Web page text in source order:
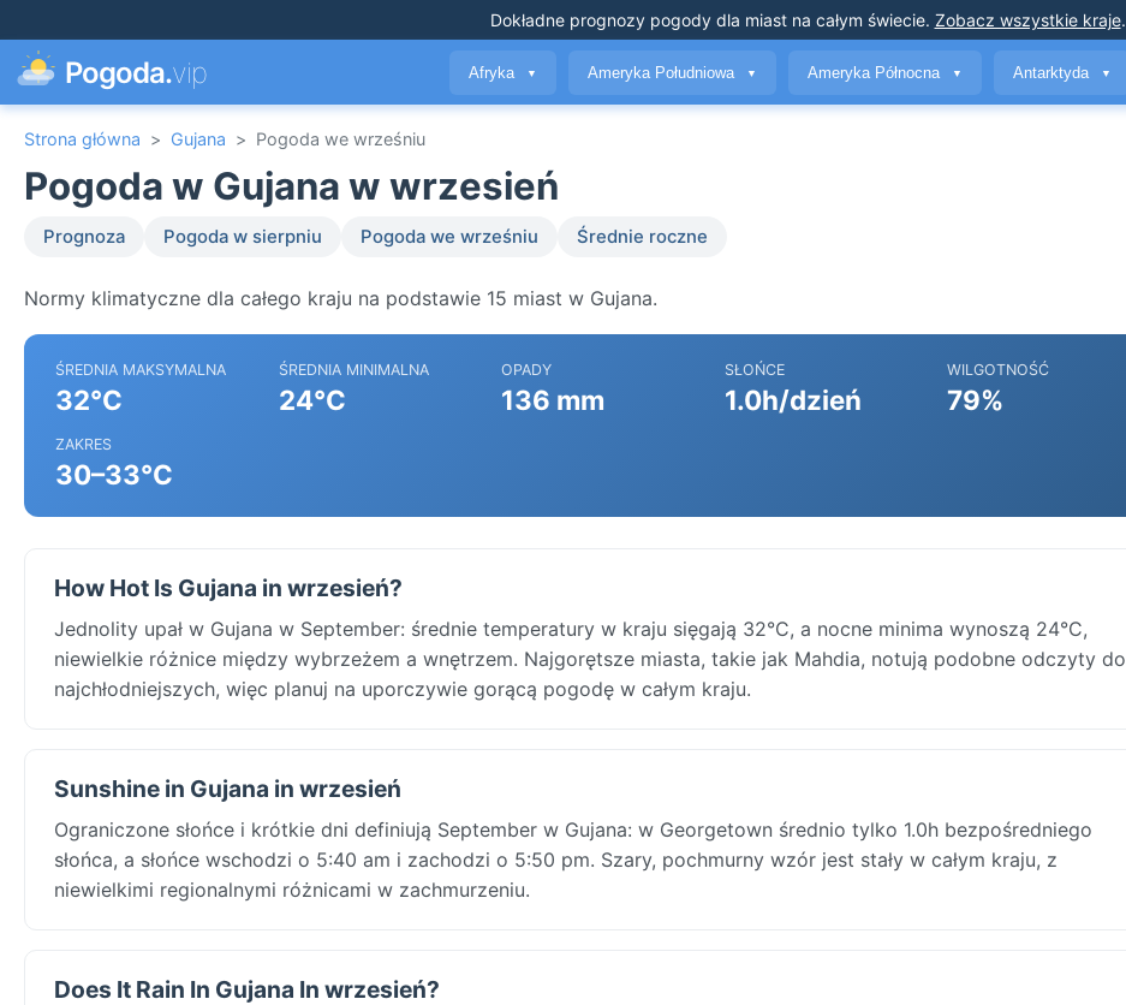
Dokładne prognozy pogodydla miast na całym świecie. Zobacz wszystkie kraje.
Pogoda.vip Afryka ▼ Ameryka Południowa ▼ Ameryka Północna ▼ Antarktyda ▼
Strona główna > Gujana > Pogoda we wrześniu
Pogoda w Gujana w wrzesień
Prognoza Pogoda w sierpniu Pogoda we wrześniu Średnie roczne
Normy klimatyczne dla całego kraju na podstawie 15 miast w Gujana.
ŚREDNIA MAKSYMALNA
32°C
ŚREDNIA MINIMALNA
24°C
OPADY
136 mm
SŁOŃCE
1.0h/dzień
WILGOTNOŚĆ
79%
ZAKRES
30–33°C
How Hot Is Gujana in wrzesień?
Jednolity upał w Gujana w September: średnie temperatury w kraju sięgają 32°C, a nocne minima wynoszą 24°C,
niewielkie różnice między wybrzeżem a wnętrzem. Najgorętsze miasta, takie jak Mahdia, notują podobne odczyty do
najchłodniejszych, więc planuj na uporczywie gorącą pogodę w całym kraju.
Sunshine in Gujana in wrzesień
Ograniczone słońce i krótkie dni definiują September w Gujana: w Georgetown średnio tylko 1.0h bezpośredniego
słońca, a słońce wschodzi o 5:40 am i zachodzi o 5:50 pm. Szary, pochmurny wzór jest stały w całym kraju, z
niewielkimi regionalnymi różnicami w zachmurzeniu.
Does It Rain In Gujana In wrzesień?